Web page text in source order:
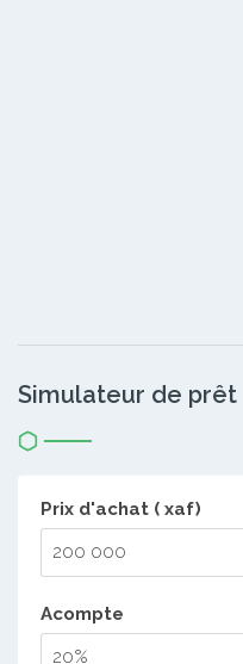
Simulateur de prêt
Prix d'achat ( xaf)
Acompte